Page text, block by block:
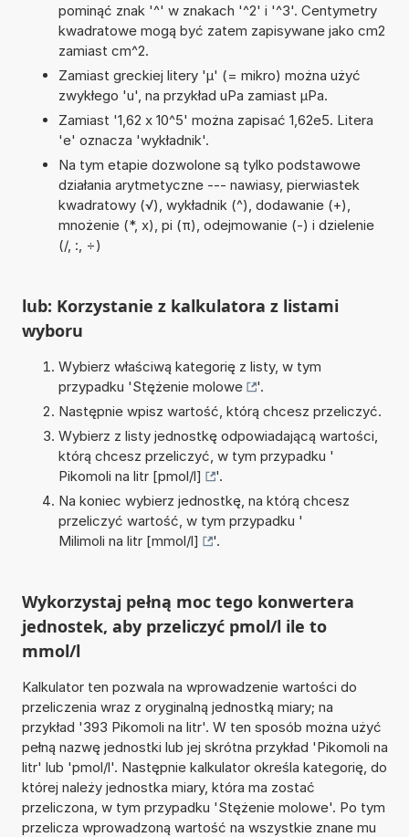
pominąć znak '^' w znakach '^2' i '^3'. Centymetry
kwadratowe mogą być zatem zapisywane jako cm2
zamiast cm^2.
Zamiast greckiej litery 'µ' (= mikro) można użyć
zwykłego 'u', na przykład uPa zamiast µPa.
Zamiast '1,62 x 10^5' można zapisać 1,62e5. Litera
'e' oznacza 'wykładnik'.
Na tym etapie dozwolone są tylko podstawowe
działania arytmetyczne --- nawiasy, pierwiastek
kwadratowy (√), wykładnik (^), dodawanie (+),
mnożenie (*, x), pi (π), odejmowanie (-) i dzielenie
(/, :, ÷)
lub: Korzystanie z kalkulatora z listami
wyboru
Wybierz właściwą kategorię z listy, w tym
przypadku 'Stężenie molowe
'.
Następnie wpisz wartość, którą chcesz przeliczyć.
Wybierz z listy jednostkę odpowiadającą wartości,
którą chcesz przeliczyć, w tym przypadku '
Pikomoli na litr [pmol/l]
'.
Na koniec wybierz jednostkę, na którą chcesz
przeliczyć wartość, w tym przypadku '
Milimoli na litr [mmol/l]
'.
Wykorzystaj pełną moc tego konwertera
jednostek, aby przeliczyć pmol/l ile to
mmol/l
Kalkulator ten pozwala na wprowadzenie wartości do
przeliczenia wraz z oryginalną jednostką miary; na
przykład '393 Pikomoli na litr'. W ten sposób można użyć
pełną nazwę jednostki lub jej skrótna przykład 'Pikomoli na
litr' lub 'pmol/l'. Następnie kalkulator określa kategorię, do
której należy jednostka miary, która ma zostać
przeliczona, w tym przypadku 'Stężenie molowe'. Po tym
przelicza wprowadzoną wartość na wszystkie znane mu